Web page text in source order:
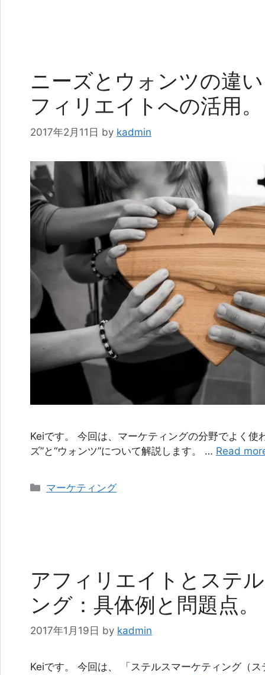
ニーズとウォンツの違
フィリエイトへの活用。
2017年2月11日 by kadmin
Keiです。 今回は、マーケティングの分野でよく使
ズ”と“ウォンツ”について解説します。 … Read
カ
マーケティング
アフィリエイトとステ
ング：具体例と問題点。
2017年1月19日 by kadmin
Keiです。 今回は、 「ステルスマーケティング（